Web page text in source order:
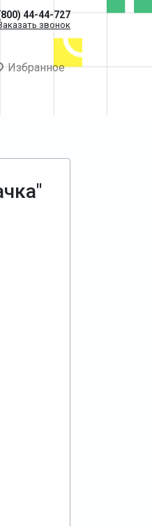
44-44-727
звонок
Избранное